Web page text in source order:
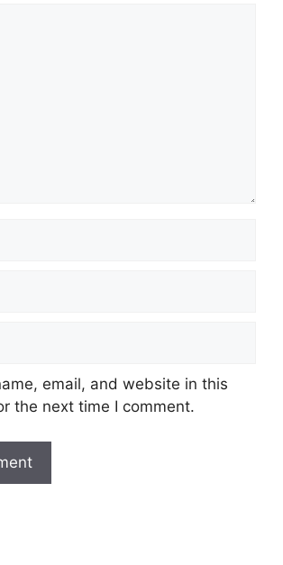
email, and website in this
the next time I comment.